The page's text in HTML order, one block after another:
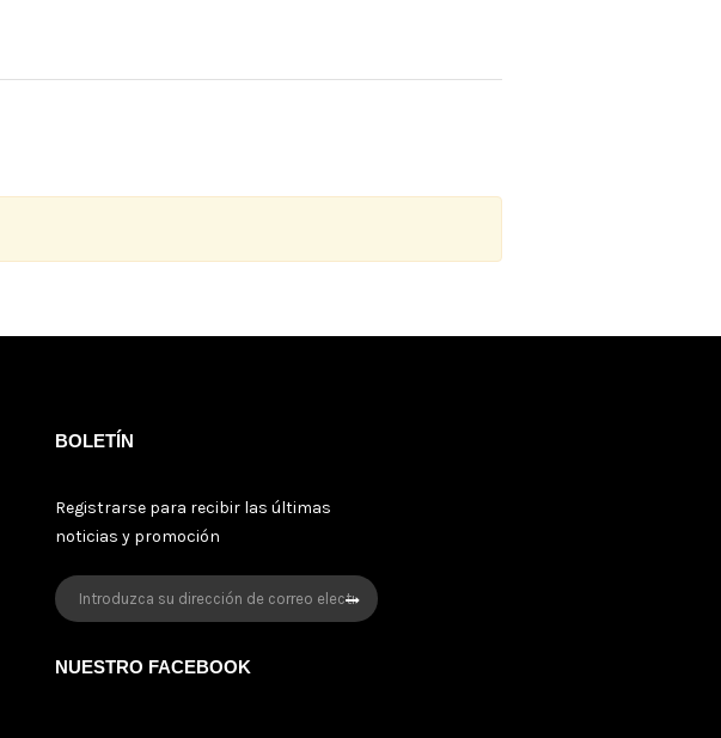
BOLETÍN
Registrarse para recibir las últimas
noticias y promoción
NUESTRO FACEBOOK